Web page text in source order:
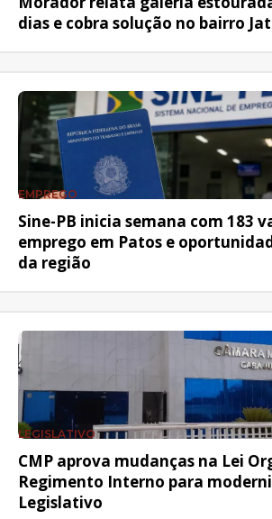
dias e cobra solução no bairro
EMPREGO
Sine-PB inicia semana com 183
emprego em Patos e
da região
LEGISLATIVO
CMP aprova mudanças na Lei
Regimento Interno para
Legislativo